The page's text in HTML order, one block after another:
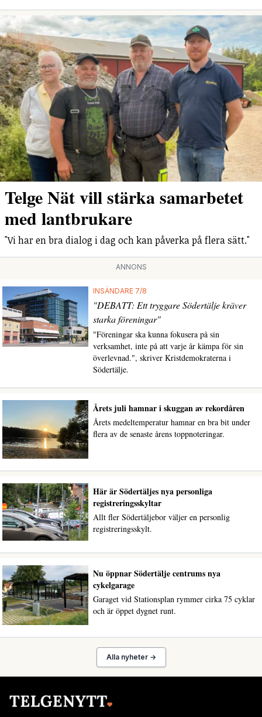
Telge Nät vill stärka samarbetet
med lantbrukare
"Vi har en bra dialog i dag och kan påverka på flera sätt."
ANNONS
INSÄNDARE 7/8
"DEBATT: Ett tryggare Södertälje kräver
starka föreningar"
"Föreningar ska kunna fokusera på sin
verksamhet, inte på att varje år kämpa för sin
överlevnad.", skriver Kristdemokraterna i
Södertälje.
Årets juli hamnar i skuggan av rekordåren
Årets medeltemperatur hamnar en bra bit under
flera av de senaste årens toppnoteringar.
Här är Södertäljes nya personliga
registreringsskyltar
Allt fler Södertäljebor väljer en personlig
registreringsskylt.
Nu öppnar Södertälje centrums nya
cykelgarage
Garaget vid Stationsplan rymmer cirka 75 cyklar
och är öppet dygnet runt.
Alla nyheter →